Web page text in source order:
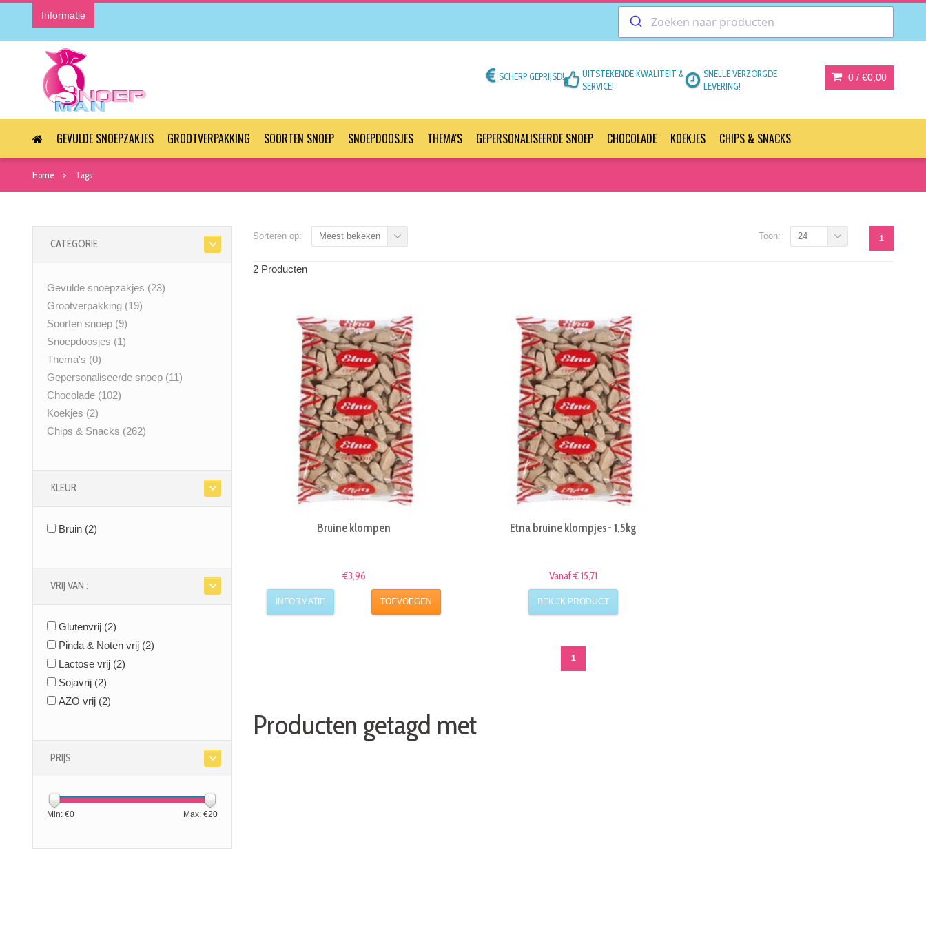
Informatie
SCHERP GEPRIJSD!
UITSTEKENDE KWALITEIT &
SERVICE!
SNELLE VERZORGDE
LEVERING!
0 / €0,00
GEVULDE SNOEPZAKJES GROOTVERPAKKING SOORTEN SNOEP SNOEPDOOSJES THEMA'S GEPERSONALISEERDE SNOEP CHOCOLADE KOEKJES CHIPS & SNACKS
Home Tags
CATEGORIE
Gevulde snoepzakjes (23)
Grootverpakking (19)
Soorten snoep (9)
Snoepdoosjes (1)
Thema's (0)
Gepersonaliseerde snoep (11)
Chocolade (102)
Koekjes (2)
Chips & Snacks (262)
KLEUR
Bruin (2)
VRIJ VAN :
Glutenvrij (2)
Pinda & Noten vrij (2)
Lactose vrij (2)
Sojavrij (2)
AZO vrij (2)
PRIJS
Min: €0 Max: €20
Sorteren op: Meest bekeken 1
Toon: 24
2 Producten
Bruine klompen
€3,96
INFORMATIE TOEVOEGEN
Etna bruine klompjes- 1,5kg
Vanaf € 15,71
BEKIJK PRODUCT
1
Producten getagd met